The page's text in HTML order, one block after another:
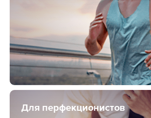
Для перфекционистов